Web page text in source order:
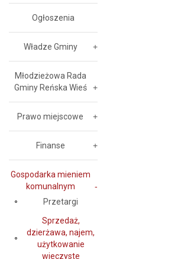
Ogłoszenia
Władze Gminy
Młodzieżowa Rada
Gminy Reńska Wieś
Prawo miejscowe
Finanse
Gospodarka mieniem
komunalnym
Przetargi
Sprzedaż,
dzierżawa, najem,
użytkowanie
wieczyste